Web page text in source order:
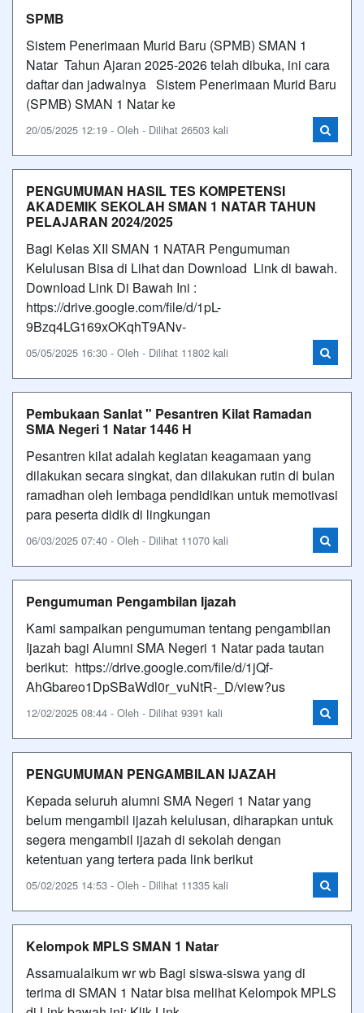
SPMB
Sistem Penerimaan Murid Baru (SPMB) SMAN 1
Natar Tahun Ajaran 2025-2026 telah dibuka, ini cara
daftar dan jadwalnya Sistem Penerimaan Murid Baru
(SPMB) SMAN 1 Natar ke
20/05/2025 12:19 - Oleh - Dilihat 26503 kali
PENGUMUMAN HASIL TES KOMPETENSI
AKADEMIK SEKOLAH SMAN 1 NATAR TAHUN
PELAJARAN 2024/2025
Bagi Kelas XII SMAN 1 NATAR Pengumuman
Kelulusan Bisa di Lihat dan Download Link di bawah.
Download Link Di Bawah Ini :
https://drive.google.com/file/d/1pL-
9Bzq4LG169xOKqhT9ANv-
05/05/2025 16:30 - Oleh - Dilihat 11802 kali
Pembukaan Sanlat " Pesantren Kilat Ramadan
SMA Negeri 1 Natar 1446 H
Pesantren kilat adalah kegiatan keagamaan yang
dilakukan secara singkat, dan dilakukan rutin di bulan
ramadhan oleh lembaga pendidikan untuk memotivasi
para peserta didik di lingkungan
06/03/2025 07:40 - Oleh - Dilihat 11070 kali
Pengumuman Pengambilan Ijazah
Kami sampaikan pengumuman tentang pengambilan
Ijazah bagi Alumni SMA Negeri 1 Natar pada tautan
berikut: https://drive.google.com/file/d/1jQf-
AhGbareo1DpSBaWdl0r_vuNtR-_D/view?us
12/02/2025 08:44 - Oleh - Dilihat 9391 kali
PENGUMUMAN PENGAMBILAN IJAZAH
Kepada seluruh alumni SMA Negeri 1 Natar yang
belum mengambil ijazah kelulusan, diharapkan untuk
segera mengambil ijazah di sekolah dengan
ketentuan yang tertera pada link berikut
05/02/2025 14:53 - Oleh - Dilihat 11335 kali
Kelompok MPLS SMAN 1 Natar
Assamualaikum wr wb Bagi siswa-siswa yang di
terima di SMAN 1 Natar bisa melihat Kelompok MPLS